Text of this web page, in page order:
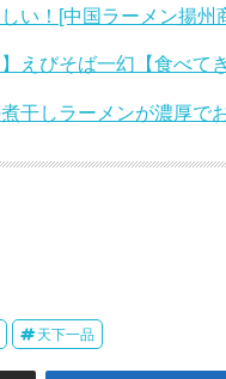
い！[中国ラーメン揚州
えびそば一幻【食べて
干しラーメンが濃厚で
天下一品